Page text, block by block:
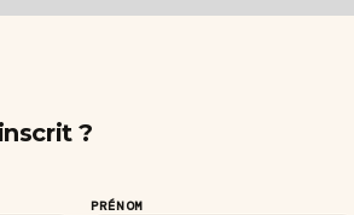
?
PRÉNOM